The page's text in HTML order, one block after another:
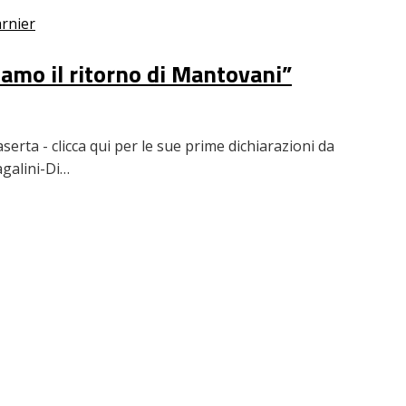
il ritorno di Mantovani”
- clicca qui per le sue prime dichiarazioni da
Di…